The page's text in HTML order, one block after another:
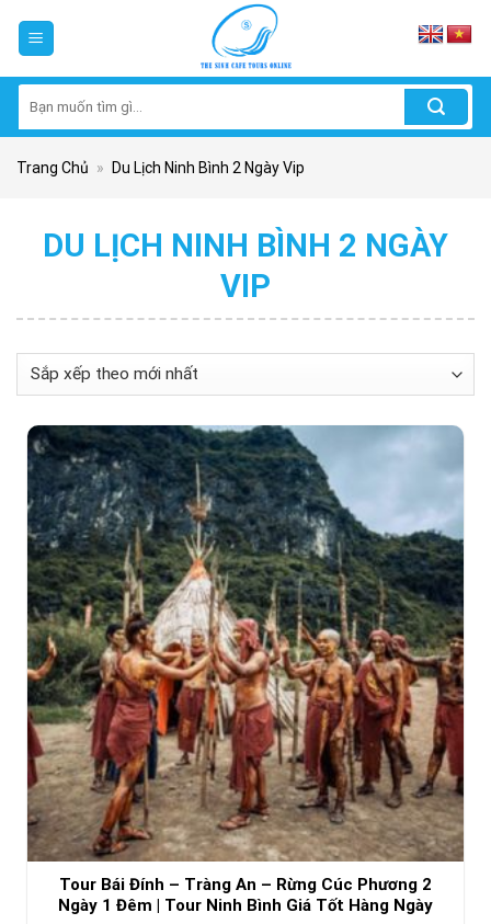
kiếm:
Trang Chủ » Du Lịch Ninh Bình 2 Ngày Vip
DU LỊCH NINH BÌNH 2 NGÀY
VIP
Tour Bái Đính – Tràng An – Rừng Cúc Phương 2
Ngày 1 Đêm | Tour Ninh Bình Giá Tốt Hàng Ngày